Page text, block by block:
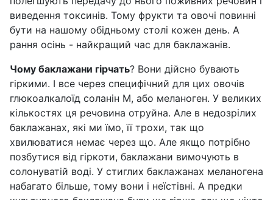
виведення токсинів. Тому фрукти та овочі повинні
бути на нашому обідньому столі кожен день. А
рання осінь - найкращий час для баклажанів.
Чому баклажани гірчать? Вони дійсно бувають
гіркими. І все через специфічний для цих овочів
глюкоалкалоїд соланін М, або меланоген. У великих
кількостях ця речовина отруйна. Але в недозрілих
баклажанах, які ми їмо, її трохи, так що
хвилюватися немає через що. Але якщо потрібно
позбутися від гіркоти, баклажани вимочують в
солонуватій воді. У стиглих баклажанах меланогена
набагато більше, тому вони і неїстівні. А предки